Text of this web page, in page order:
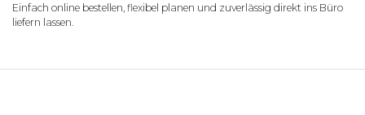
Einfach online bestellen, flexibel planen und zuverlässig direkt ins Büro
liefern lassen.